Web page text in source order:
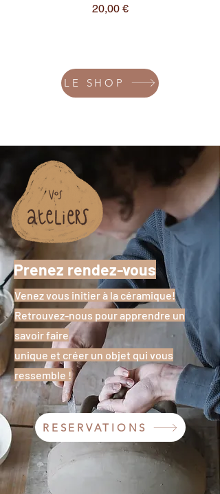
Prix
20,00 €
LE SHOP
Prenez rendez-vous
Venez vous initier à la céramique!
Retrouvez-nous pour apprendre un
savoir faire
unique et créer un objet qui vous
ressemble !
RESERVATIONS